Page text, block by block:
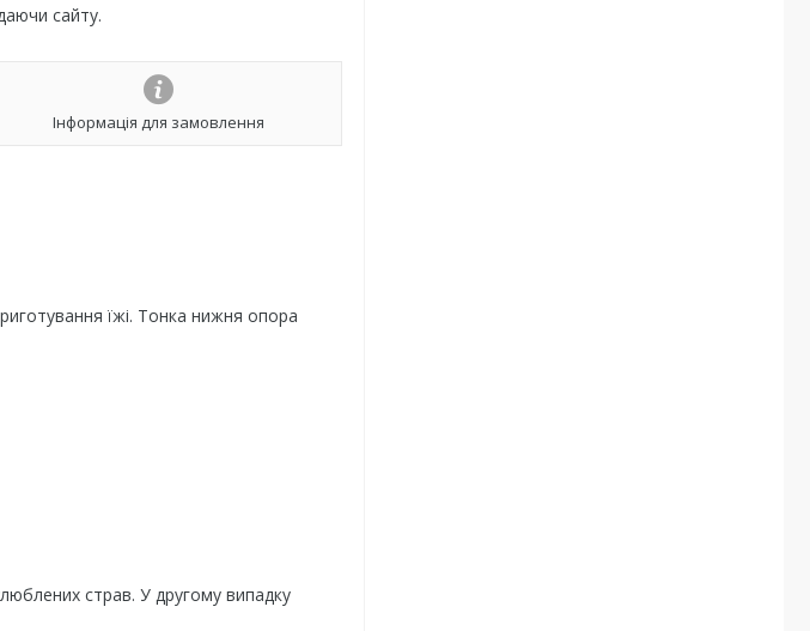
сайту.
Інформація для замовлення
їжі. Тонка нижня опора
страв. У другому випадку